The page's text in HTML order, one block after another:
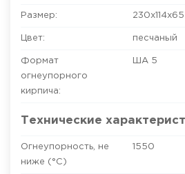
Размер: 230x114x65
Цвет: песчаный
Формат
огнеупорного
кирпича:
ША 5
Технические
Огнеупорность, не
ниже (°C)
1550